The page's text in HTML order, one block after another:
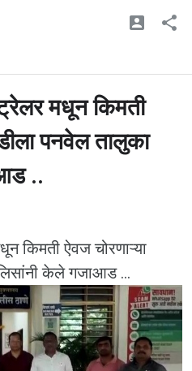
ट्रेलर मधून किमती
पनवेल तालुका
..
किमती ऐवज चोरणाऱ्या
केले गजाआड ...